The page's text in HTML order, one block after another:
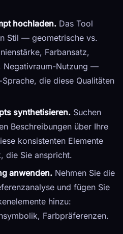
hochladen. Das Tool
Stil — geometrische vs.
Farbansatz,
Negativraum-Nutzung —
die diese Qualitäten
synthetisieren. Suchen
Beschreibungen über Ihre
konsistenten Elemente
die Sie anspricht.
anwenden. Nehmen Sie die
und fügen Sie
hinzu:
Farbpräferenzen.